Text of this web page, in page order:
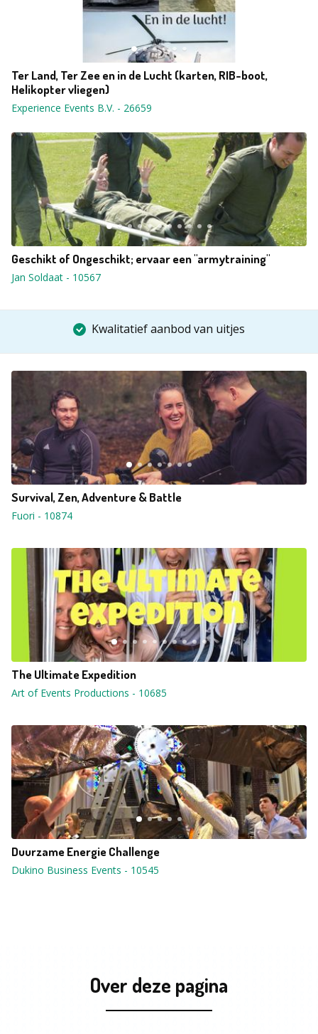
Ter Land, Ter Zee en in de Lucht (karten, RIB-boot,
Helikopter vliegen)
Experience Events B.V. - 26659
Geschikt of Ongeschikt; ervaar een "armytraining"
Jan Soldaat - 10567
Kwalitatief aanbod van uitjes
Survival, Zen, Adventure & Battle
Fuori - 10874
The Ultimate Expedition
Art of Events Productions - 10685
Duurzame Energie Challenge
Dukino Business Events - 10545
Over deze pagina